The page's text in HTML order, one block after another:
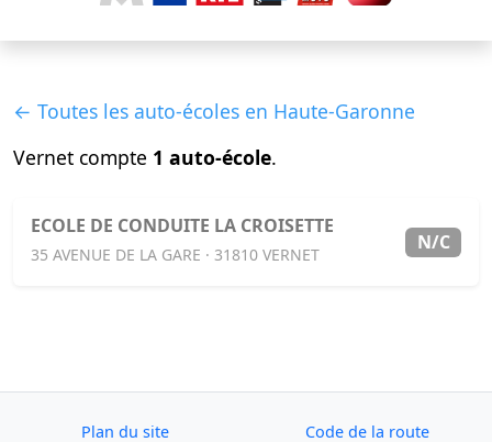
← Toutes les auto-écoles en Haute-Garonne
Vernet compte 1 auto-école.
ECOLE DE CONDUITE LA CROISETTE
35 AVENUE DE LA GARE · 31810 VERNET
N/C
Plan du site Code de la route